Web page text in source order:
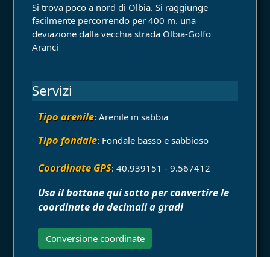
Si trova poco a nord di Olbia. Si raggiunge
facilmente percorrendo per 400 m. una
deviazione dalla vecchia strada Olbia-Golfo
Aranci
Servizi
Tipo arenile: Arenile in sabbia
Tipo fondale: Fondale basso e sabbioso
Coordinate GPS: 40.939151 - 9.567412
Usa il bottone qui sotto per convertire le
coordinate da decimali a gradi
Conversione coordinate